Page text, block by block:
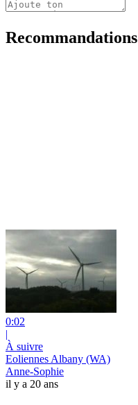
Recommandations
0:02
|
À suivre
Eoliennes Albany (WA)
Anne-Sophie
il y a 20 ans